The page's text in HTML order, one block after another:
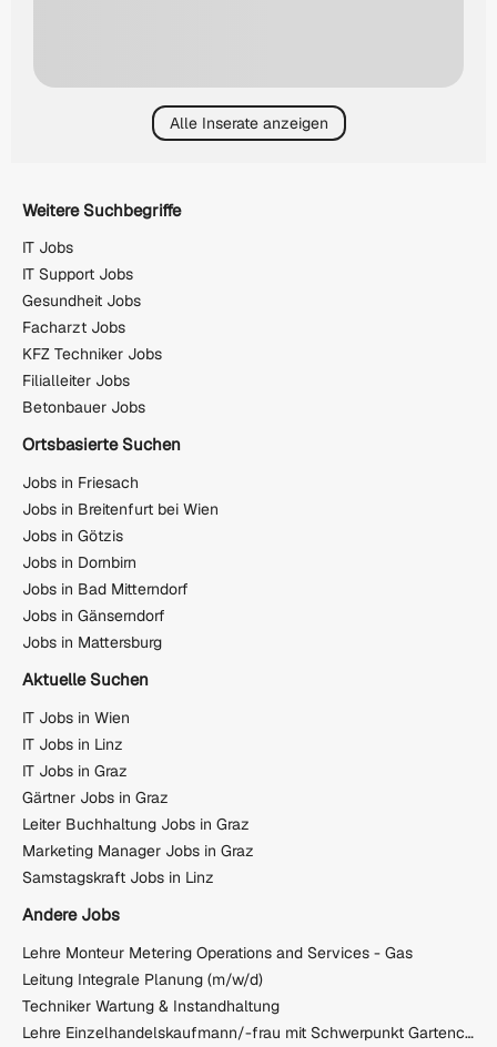
Alle Inserate anzeigen
Weitere Suchbegriffe
IT Jobs
IT Support Jobs
Gesundheit Jobs
Facharzt Jobs
KFZ Techniker Jobs
Filialleiter Jobs
Betonbauer Jobs
Ortsbasierte Suchen
Jobs in Friesach
Jobs in Breitenfurt bei Wien
Jobs in Götzis
Jobs in Dornbirn
Jobs in Bad Mitterndorf
Jobs in Gänserndorf
Jobs in Mattersburg
Aktuelle Suchen
IT Jobs in Wien
IT Jobs in Linz
IT Jobs in Graz
Gärtner Jobs in Graz
Leiter Buchhaltung Jobs in Graz
Marketing Manager Jobs in Graz
Samstagskraft Jobs in Linz
Andere Jobs
Lehre Monteur Metering Operations and Services - Gas
Leitung Integrale Planung (m/w/d)
Techniker Wartung & Instandhaltung
Lehre Einzelhandelskaufmann/-frau mit Schwerpunkt Gartencenter (m/w)